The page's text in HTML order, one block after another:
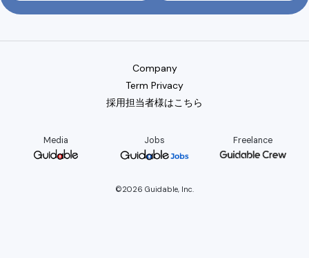
Company
Term Privacy
採用担当者様はこちら
Media Jobs Freelance
©2026 Guidable, Inc.